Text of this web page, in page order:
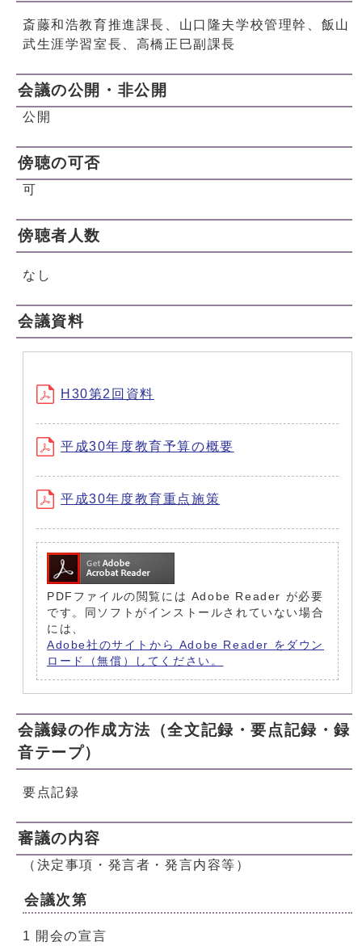
斎藤和浩教育推進課長、山口隆夫学校管理幹、飯山
武生涯学習室長、高橋正巳副課長
会議の公開・非公開
公開
傍聴の可否
可
傍聴者人数
なし
会議資料
H30第2回資料
平成30年度教育予算の概要
平成30年度教育重点施策
PDFファイルの閲覧には Adobe Reader が必要
です。同ソフトがインストールされていない場合
には、
Adobe社のサイトから Adobe Reader をダウン
ロード（無償）してください。
会議録の作成方法（全文記録・要点記録・録
音テープ）
要点記録
審議の内容
（決定事項・発言者・発言内容等）
会議次第
1 開会の宣言